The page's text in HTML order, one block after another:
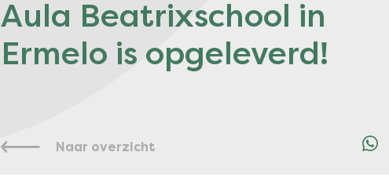
Aula Beatrixschool in
Ermelo is opgeleverd!
Naar overzicht